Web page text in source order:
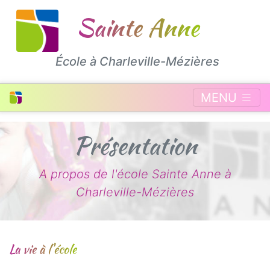
Sainte Anne
École à Charleville-Mézières
MENU
Présentation
A propos de l'école Sainte Anne à
Charleville-Mézières
La vie à l'école